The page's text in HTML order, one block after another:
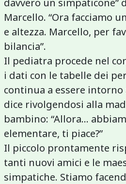
Marcello. “Ora facciamo
e altezza. Marcello, per
bilancia”.
Il pediatra procede nel
i dati con le tabelle dei
continua a essere intorno
dice rivolgendosi alla
bambino: “Allora...
elementare, ti piace?”
Il piccolo prontamente
tanti nuovi amici e le
simpatiche. Stiamo